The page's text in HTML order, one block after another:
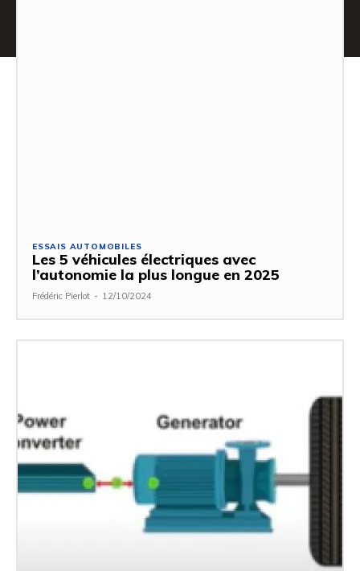
ESSAIS AUTOMOBILES
Les 5 véhicules électriques avec
l’autonomie la plus longue en 2025
Frédéric Pierlot - 12/10/2024